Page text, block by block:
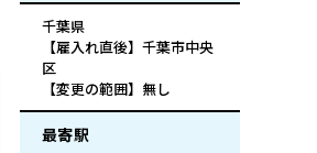
千葉県
【雇入れ直後】千葉市中央
区
【変更の範囲】無し
最寄駅